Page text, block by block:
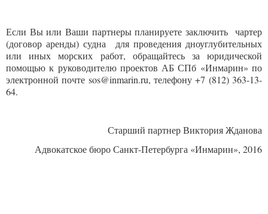
Если Вы или Ваши партнеры планируете заключить чартер
(договор аренды) судна для проведения дноуглубительных
или иных морских работ, обращайтесь за юридической
помощью к руководителю проектов АБ СПб «Инмарин» по
электронной почте sos@inmarin.ru, телефону +7 (812) 363-13-
64.
Старший партнер Виктория Жданова
Адвокатское бюро Санкт-Петербурга «Инмарин», 2016